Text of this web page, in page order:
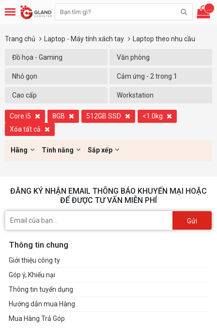
...
Trang chủ Laptop - Máy tính xách tay Laptop theo nhu cầu
Đồ họa - Gaming Văn phòng
Nhỏ gọn Cảm ứng - 2 trong 1
Cao cấp Workstation
Core i5 8GB 512GB SSD
<1.0kg
Xóa tất cả
Hãng Tính năng Sắp xếp
ĐĂNG KÝ NHẬN EMAIL THÔNG BÁO KHUYẾN MẠI HOẶC
ĐỂ ĐƯỢC TƯ VẤN MIỄN PHÍ
Gửi
Thông tin chung
Giới thiệu công ty
Góp ý, Khiếu nại
Thông tin tuyển dụng
Hướng dẫn mua Hàng
Mua Hàng Trả Góp